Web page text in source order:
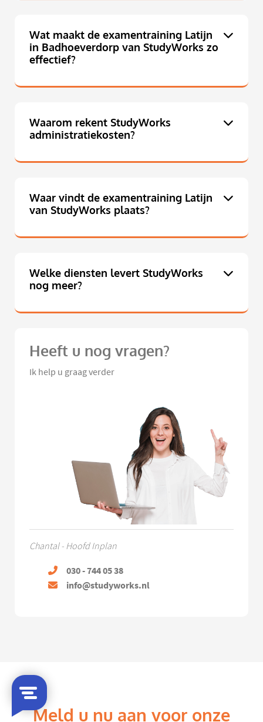
Wat maakt de examentraining Latijn
in Badhoeverdorp van StudyWorks zo
effectief?
Waarom rekent StudyWorks
administratiekosten?
Waar vindt de examentraining Latijn
van StudyWorks plaats?
Welke diensten levert StudyWorks
nog meer?
Heeft u nog vragen?
Ik help u graag verder
Chantal - Hoofd Inplan
030 - 744 05 38
info@studyworks.nl
Meld u nu aan voor onze